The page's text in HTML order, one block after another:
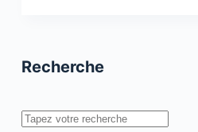
le
créer
Recherche
Rechercher